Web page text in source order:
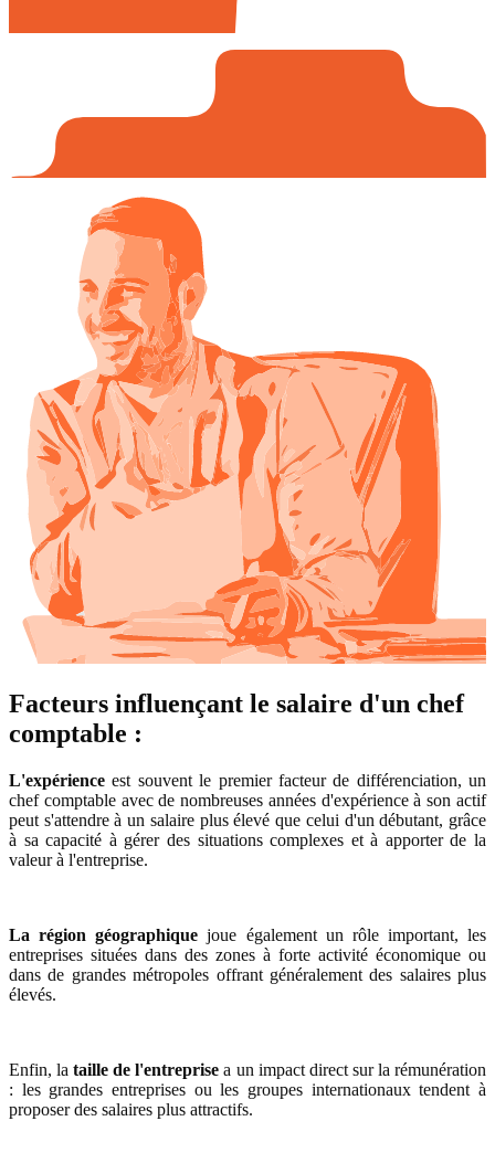
Facteurs influençant le salaire d'un chef
comptable :
L'expérience est souvent le premier facteur de différenciation, un
chef comptable avec de nombreuses années d'expérience à son actif
peut s'attendre à un salaire plus élevé que celui d'un débutant, grâce
à sa capacité à gérer des situations complexes et à apporter de la
valeur à l'entreprise.
La région géographique joue également un rôle important, les
entreprises situées dans des zones à forte activité économique ou
dans de grandes métropoles offrant généralement des salaires plus
élevés.
Enfin, lataille de l'entreprise a un impact direct sur la rémunération
: les grandes entreprises ou les groupes internationaux tendent à
proposer des salaires plus attractifs.